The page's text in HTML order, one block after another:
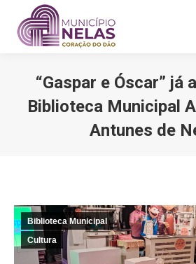
“Gaspar e Óscar” já
Biblioteca Municipal
Antunes de
Biblioteca Municipal
Cultura